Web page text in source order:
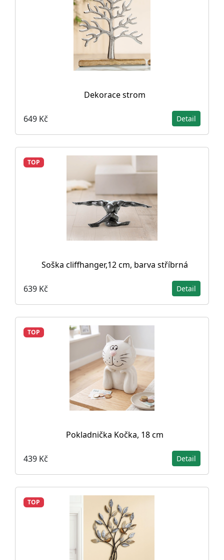
Dekorace strom
649 Kč Detail
TOP
Soška cliffhanger,12 cm, barva stříbrná
639 Kč Detail
TOP
Pokladnička Kočka, 18 cm
439 Kč Detail
TOP